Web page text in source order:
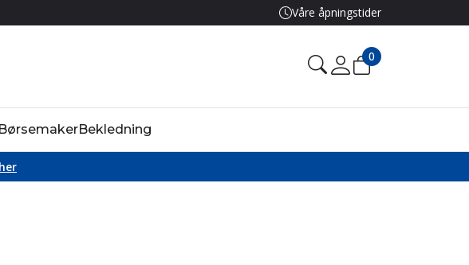
Våre åpningstider
0
BørsemakerBekledning